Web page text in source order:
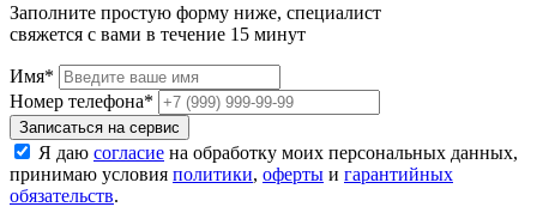
Заполните простую форму ниже, специалист
свяжется с вами в течение 15 минут
Имя*
Номер телефона*
Записаться на сервис
Я даю согласие на обработку моих персональных данных,
принимаю условия политики, оферты и гарантийных
обязательств.